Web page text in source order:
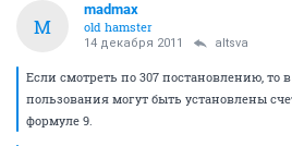
M
madmax
old hamster
14 декабря 2011 altsva
Если смотреть по 307 постановлению, то
пользования могут быть установлены
формуле 9.